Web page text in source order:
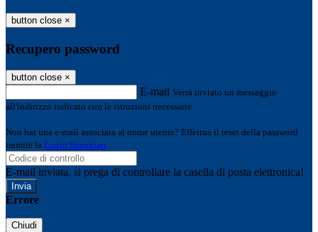
button close ×
Recupero password
button close ×
E-mail Verrà inviato un messaggio
all'indirizzo indicato con le istruzioni necessarie.
Non hai una e-mail associata al nome utente? Effettua il reset della password
tramite la Login Spaggiari
E-mail inviata, si prega di controllare la casella di posta elettronica!
Errore
Chiudi